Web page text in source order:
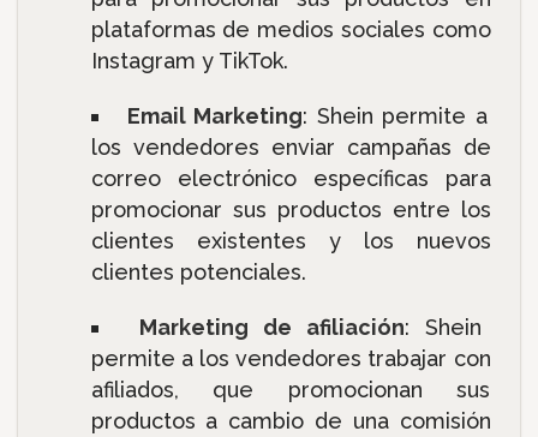
plataformas de medios sociales como
Instagram y TikTok.
Email Marketing: Shein permite a
los vendedores enviar campañas de
correo electrónico específicas para
promocionar sus productos entre los
clientes existentes y los nuevos
clientes potenciales.
Marketing de afiliación: Shein
permite a los vendedores trabajar con
afiliados, que promocionan sus
productos a cambio de una comisión